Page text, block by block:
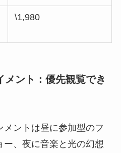
\1,980
メント：優先観覧でき
メントは昼に参加型のフ
ー、夜に音楽と光の幻想